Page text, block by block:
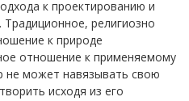
к проектированию и
религиозно
к природе
отношение к применяемому
не может навязывать свою
исходя из его